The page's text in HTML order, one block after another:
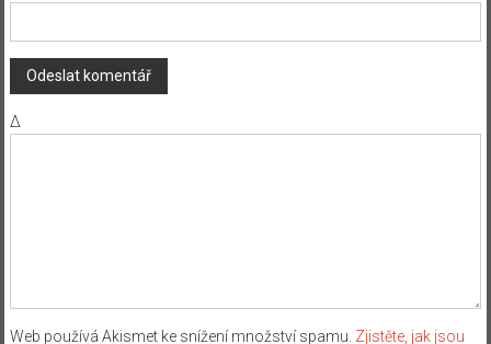
Δ
Web používá Akismet ke snížení množství spamu. Zjistěte, jak jsou